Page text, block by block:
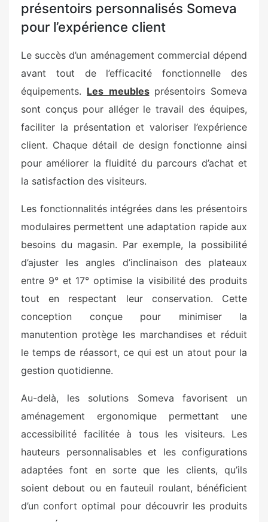
présentoirs personnalisés Someva
pour l’expérience client
Le succès d’un aménagement commercial dépend
avant tout de l’efficacité fonctionnelle des
équipements. Les meubles présentoirs Someva
sont conçus pour alléger le travail des équipes,
faciliter la présentation et valoriser l’expérience
client. Chaque détail de design fonctionne ainsi
pour améliorer la fluidité du parcours d’achat et
la satisfaction des visiteurs.
Les fonctionnalités intégrées dans les présentoirs
modulaires permettent une adaptation rapide aux
besoins du magasin. Par exemple, la possibilité
d’ajuster les angles d’inclinaison des plateaux
entre 9° et 17° optimise la visibilité des produits
tout en respectant leur conservation. Cette
conception conçue pour minimiser la
manutention protège les marchandises et réduit
le temps de réassort, ce qui est un atout pour la
gestion quotidienne.
Au-delà, les solutions Someva favorisent un
aménagement ergonomique permettant une
accessibilité facilitée à tous les visiteurs. Les
hauteurs personnalisables et les configurations
adaptées font en sorte que les clients, qu’ils
soient debout ou en fauteuil roulant, bénéficient
d’un confort optimal pour découvrir les produits